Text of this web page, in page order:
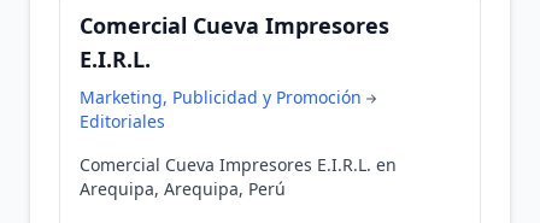
Comercial Cueva Impresores
E.I.R.L.
Marketing, Publicidad y Promoción
Editoriales
Comercial Cueva Impresores E.I.R.L. en
Arequipa, Arequipa, Perú